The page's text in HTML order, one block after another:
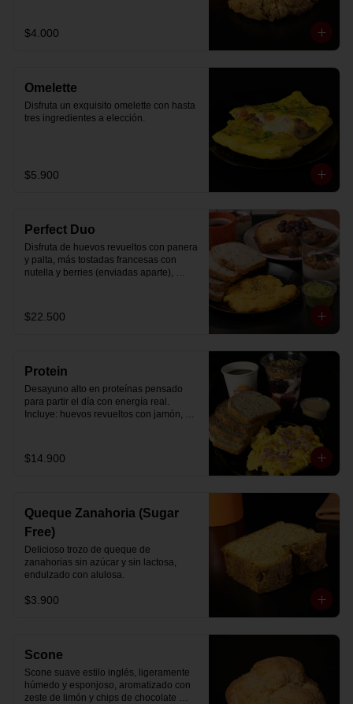
$4.000
Omelette
Disfruta un exquisito omelette con hasta
tres ingredientes a elección.
$5.900
Perfect Duo
Disfruta de huevos revueltos con panera
y palta, más tostadas francesas con
nutella y berries (enviadas aparte),
mermelada de arándanos y granola
hecha en casa.
$22.500
Protein
Desayuno alto en proteínas pensado
para partir el día con energía real.
Incluye: huevos revueltos con jamón,
mermelada de arándanos y granola
receta exclusiva The Breakfast, porción
$14.900
Queque Zanahoria (Sugar
Free)
Delicioso trozo de queque de
zanahorias sin azúcar y sin lactosa,
endulzado con alulosa.
$3.900
Scone
Scone suave estilo inglés, ligeramente
húmedo y esponjoso, aromatizado con
zeste de limón y chips de chocolate